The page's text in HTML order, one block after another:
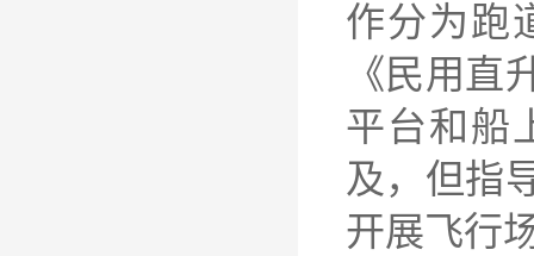
作分为跑
《民用直
平台和船
及，但指
开展飞行